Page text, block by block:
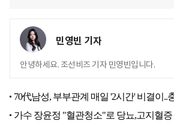
민영빈 기자
안녕하세요. 조선비즈 기자 민영빈입니다.